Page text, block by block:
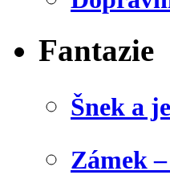
Fantazie
Šnek a
Zámek